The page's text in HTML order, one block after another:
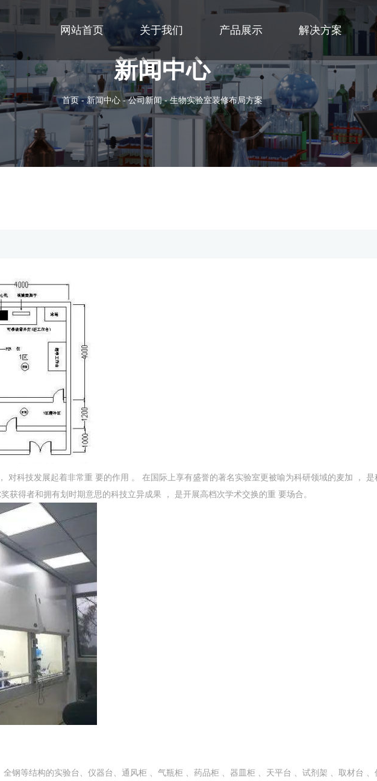
网站首页 关于我们 产品展示 解决方案
新闻中心
首页-新闻中心 -公司新闻 -生物实验室装修布局方案
对科技发展起着非常重 要的作用 。 在国际上享有盛誉的著名实验室更被喻为科研领域的麦加 ，
获得者和拥有划时期意思的科技立异成果 ， 是开展高档次学术交换的重 要场合。
钢等结构的实验台、仪器台、通风柜 、气瓶柜 、药品柜 、器皿柜 、天平台 、试剂架 、取材台